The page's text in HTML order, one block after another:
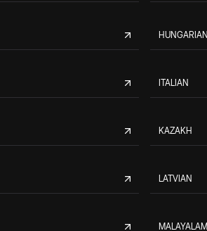
ITALIAN
KAZAKH
LATVIAN
MALAYALAM